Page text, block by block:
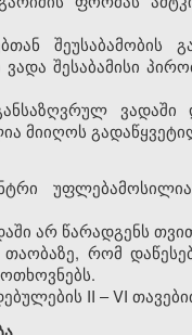
შეუსაბამობის
შესაბამისი
ვადაში
მიიღოს
არ წარადგენს
თაობაზე, რომ
II – VI